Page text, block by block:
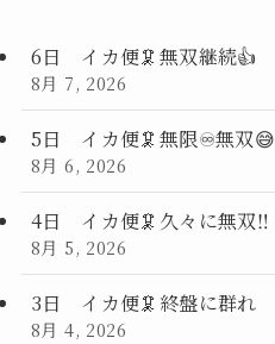
6日 イカ便🦑無双継続👍
8月 7, 2026
5日 イカ便🦑無限♾️無双😅
8月 6, 2026
4日 イカ便🦑久々に無双‼️
8月 5, 2026
3日 イカ便🦑終盤に群れ
8月 4, 2026